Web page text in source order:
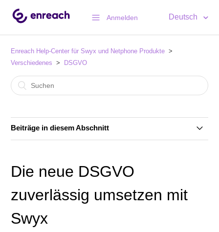
Anmelden Deutsch
Enreach Help-Center für Swyx und Netphone Produkte
Verschiedenes
DSGVO
Beiträge in diesem Abschnitt
Die neue DSGVO
zuverlässig umsetzen mit
Swyx